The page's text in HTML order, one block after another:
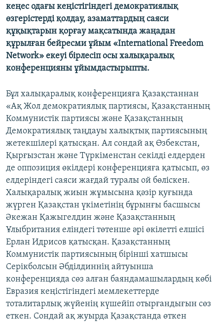
кеңес одағы кеңістігіндегі демократиялық
өзгерістерді қолдау, азаматтардың саяси
құқықтарын қорғау мақсатында жаңадан
құрылған бейресми ұйым «International Freedom
Network» екеуі бірлесіп осы халықаралық
конференцияны ұйымдастырыпты.
Бұл халықаралық конференцияға Қазақстаннан
«Ақ Жол демократиялық партиясы, Қазақстанның
Коммунистік партиясы және Қазақстанның
Демократиялық таңдауы халықтық партиясының
жетекшілері қатысқан. Ал сондай ақ Өзбекстан,
Қырғызстан және Түркіменстан секілді елдерден
де оппозиция өкілдері конференцияға қатысып, өз
елдеріндегі саяси жағдай туралы ой бөліскен.
Халықаралық жиын жұмысына қәзір қуғында
жүрген Қазақстан үкіметінің бұрынғы басшысы
Әкежан Қажыгелдин және Қазақстанның
Ұлыбритания еліндегі төтенше әрі өкілетті елшісі
Ерлан Идрисов қатысқан. Қазақстанның
Коммунистік партиясының бірінші хатшысы
Серікболсын Әбділдиннің айтуынша
конференцияда сөз алған баяндамашылардың көбі
Евразия кеңістігіндегі мемлекеттерде
тоталитарлық жүйенің күшейіп отырғандығын сөз
еткен. Сондай ақ жуырда Қазақстанда өткен